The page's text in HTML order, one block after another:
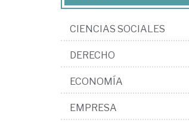
CIENCIAS SOCIALES
DERECHO
ECONOMÍA
EMPRESA